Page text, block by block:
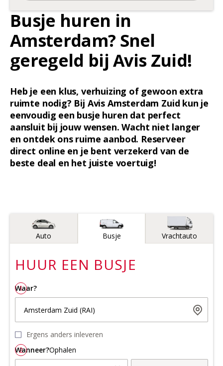
Busje huren in
Amsterdam? Snel
geregeld bij Avis Zuid!
Heb je een klus, verhuizing of gewoon extra
ruimte nodig? Bij Avis Amsterdam Zuid kun je
eenvoudig een busje huren dat perfect
aansluit bij jouw wensen. Wacht niet langer
en ontdek ons ruime aanbod. Reserveer
direct online en je bent verzekerd van de
beste deal en het juiste voertuig!
Voertuigtype
Auto Busje Vrachtauto
HUUR EEN BUSJE
1
Waar?
Amsterdam Zuid (RAI)
Ergens anders inleveren
2
Wanneer?Ophalen